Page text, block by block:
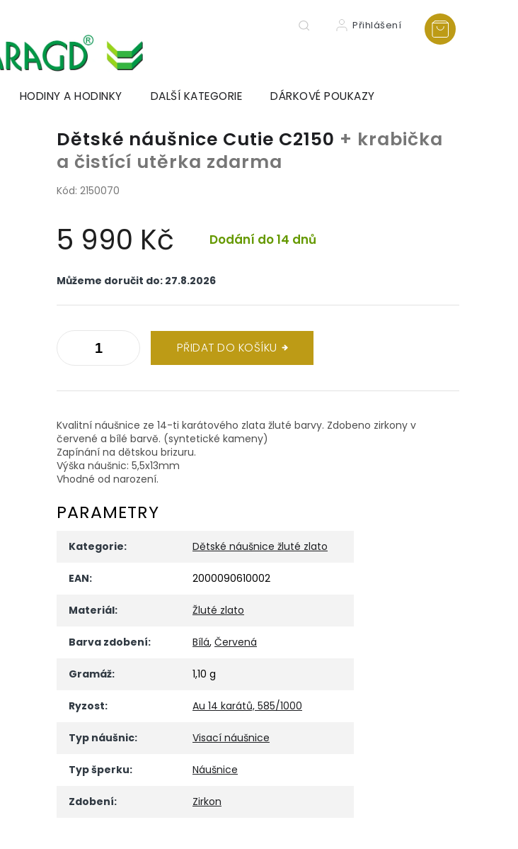
Přihlášení
HODINY A HODINKY DALŠÍ KATEGORIE DÁRKOVÉ POUKAZY
Dětské náušnice Cutie C2150 + krabička
a čistící utěrka zdarma
Kód: 2150070
5 990 Kč Dodání do 14 dnů
cena:
Můžeme doručit do: 27.8.2026
PŘIDAT DO KOŠÍKU
Kvalitní náušnice ze 14-ti karátového zlata žluté barvy. Zdobeno zirkony v
červené a bílé barvě. (syntetické kameny)
Zapínání na dětskou brizuru.
Výška náušnic: 5,5x13mm
Vhodné od narození.
PARAMETRY
Kategorie: Dětské náušnice žluté zlato
EAN: 2000090610002
Materiál: Žluté zlato
Barva zdobení: Bílá, Červená
Gramáž: 1,10 g
Ryzost: Au 14 karátů, 585/1000
Typ náušnic: Visací náušnice
Typ šperku: Náušnice
Zdobení: Zirkon